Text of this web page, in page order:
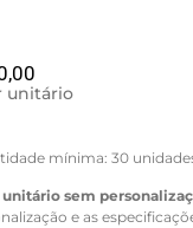
unitário
mínima: 30
unitário sem
e as